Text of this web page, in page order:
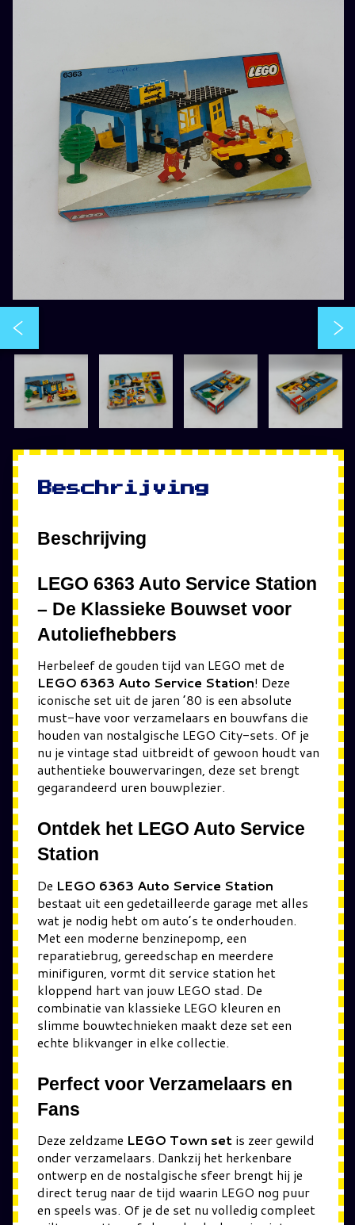
Beschrijving
Beschrijving
LEGO 6363 Auto Service Station
– De Klassieke Bouwset voor
Autoliefhebbers
Herbeleef de gouden tijd van LEGO met de
LEGO 6363 Auto Service Station! Deze
iconische set uit de jaren ’80 is een absolute
must-have voor verzamelaars en bouwfans die
houden van nostalgische LEGO City-sets. Of je
nu je vintage stad uitbreidt of gewoon houdt van
authentieke bouwervaringen, deze set brengt
gegarandeerd uren bouwplezier.
Ontdek het LEGO Auto Service
Station
De LEGO 6363 Auto Service Station
bestaat uit een gedetailleerde garage met alles
wat je nodig hebt om auto’s te onderhouden.
Met een moderne benzinepomp, een
reparatiebrug, gereedschap en meerdere
minifiguren, vormt dit service station het
kloppend hart van jouw LEGO stad. De
combinatie van klassieke LEGO kleuren en
slimme bouwtechnieken maakt deze set een
echte blikvanger in elke collectie.
Perfect voor Verzamelaars en
Fans
Deze zeldzame LEGO Town set is zeer gewild
onder verzamelaars. Dankzij het herkenbare
ontwerp en de nostalgische sfeer brengt hij je
direct terug naar de tijd waarin LEGO nog puur
en speels was. Of je de set nu volledig compleet